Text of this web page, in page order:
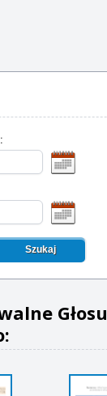
Szukaj
Głosu